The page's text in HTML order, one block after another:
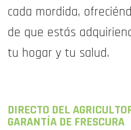
cada mordida,
de que estás
tu hogar y tu salud.
DIRECTO DEL
GARANTÍA DE FRESCURA